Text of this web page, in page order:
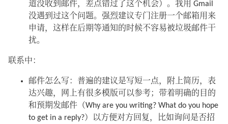
道没收到邮件，差点错过了这个机会）。我用 Gmail
没遇到过这个问题。强烈建议专门注册一个邮箱用来
申请，这样在后期等通知的时候不容易被垃圾邮件干
扰。
联系中：
邮件怎么写：普遍的建议是写短一点，附上简历，表
达兴趣，网上有很多模版可以参考；带着明确的目的
和预期发邮件（Why are you writing? What do you hope
to get in a reply?）以方便对方回复，比如询问是否招